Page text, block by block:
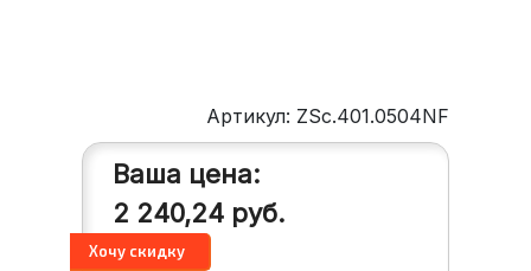
Артикул: ZSc.401.0504NF
Ваша цена:
2 240,24 руб.